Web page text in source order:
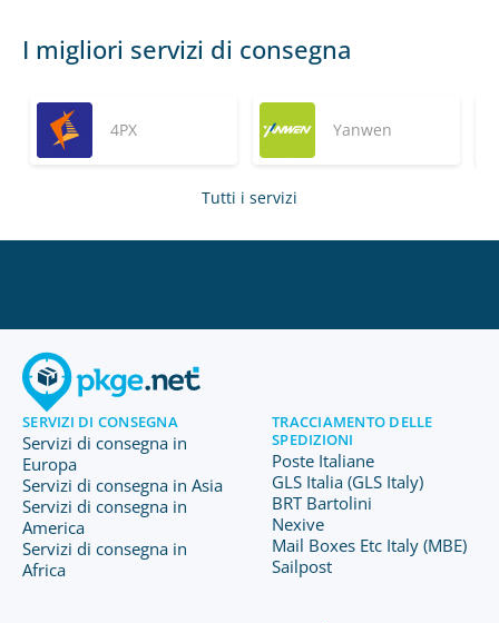
I migliori servizi di consegna
4PX Yanwen
Tutti i servizi
SERVIZI DI CONSEGNA
Servizi di consegna in
Europa
Servizi di consegna in Asia
Servizi di consegna in
America
Servizi di consegna in
Africa
TRACCIAMENTO DELLE
SPEDIZIONI
Poste Italiane
GLS Italia (GLS Italy)
BRT Bartolini
Nexive
Mail Boxes Etc Italy (MBE)
Sailpost